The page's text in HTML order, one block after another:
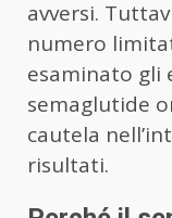
avversi.
numero
esaminato gli
semaglutide
cautela
risultati.